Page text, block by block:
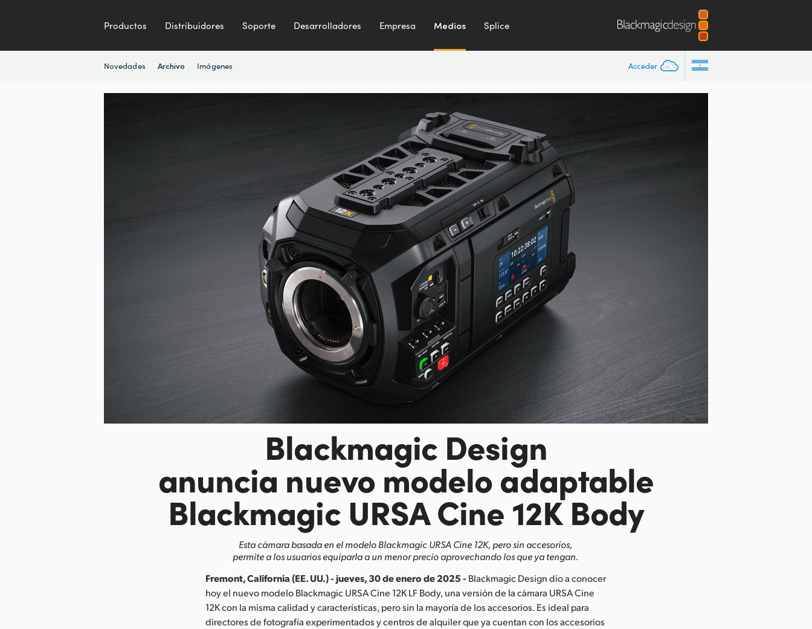
Productos Distribuidores Soporte Desarrolladores Empresa Medios Splice
Acceder
Novedades Archivo Imágenes
Blackmagic Design
anuncia nuevo modelo adaptable
Blackmagic URSA Cine 12K Body
Esta cámara basada en el modelo Blackmagic URSA Cine 12K, pero sin accesorios,
permite a los usuarios equiparla a un menor precio aprovechando los que ya tengan.
Fremont, California (EE. UU.) - jueves, 30 de enero de 2025 - Blackmagic Design dio a conocer
hoy el nuevo modelo Blackmagic URSA Cine 12K LF Body, una versión de la cámara URSA Cine
12K con la misma calidad y características, pero sin la mayoría de los accesorios. Es ideal para
directores de fotografía experimentados y centros de alquiler que ya cuentan con los accesorios